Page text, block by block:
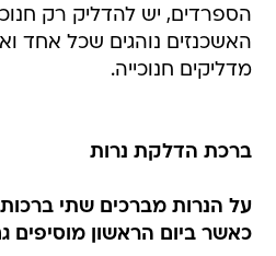
הספרדים, יש להדליק רק
האשכנזים נוהגים שכל אחד
מדליקים חנוכייה.
ברכת הדלקת נרות
על הנרות מברכים שתי
כאשר ביום הראשון מוסיפים